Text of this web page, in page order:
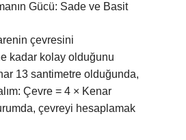
Gücü: Sade ve Basit
çevresini
kadar kolay olduğunu
13 santimetre olduğunda,
Çevre = 4 × Kenar
çevreyi hesaplamak